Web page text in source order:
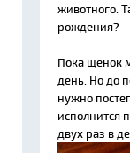
животного.
рождения?
Пока щенок
день. Но до
нужно
исполнится
двух раз в